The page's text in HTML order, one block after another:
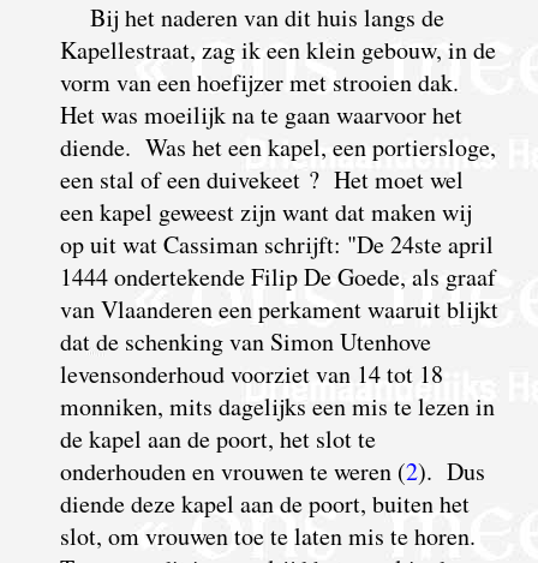
Bij het naderen van dit huis langs de
Kapellestraat, zag ik een klein gebouw, in de
vorm van een hoefijzer met strooien dak.
Het was moeilijk na te gaan waarvoor het
diende. Was het een kapel, een portiersloge,
een stal of een duivekeet ? Het moet wel
een kapel geweest zijn want dat maken wij
op uit wat Cassiman schrijft: "De 24ste april
1444 ondertekende Filip De Goede, als graaf
van Vlaanderen een perkament waaruit blijkt
dat de schenking van Simon Utenhove
levensonderhoud voorziet van 14 tot 18
monniken, mits dagelijks een mis te lezen in
de kapel aan de poort, het slot te
onderhouden en vrouwen te weren (2). Dus
diende deze kapel aan de poort, buiten het
slot, om vrouwen toe te laten mis te horen.